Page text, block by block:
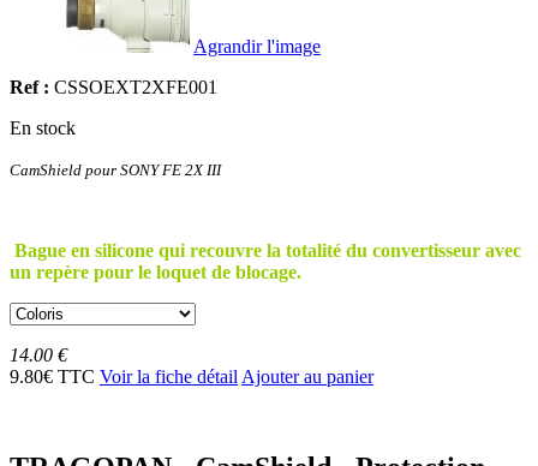
Agrandir l'image
Ref : CSSOEXT2XFE001
En stock
CamShield pour SONY FE 2X III
Bague en silicone qui recouvre la totalité du convertisseur avec
un repère pour le loquet de blocage.
14.00 €
9.80€ TTC Voir la fiche détail Ajouter au panier